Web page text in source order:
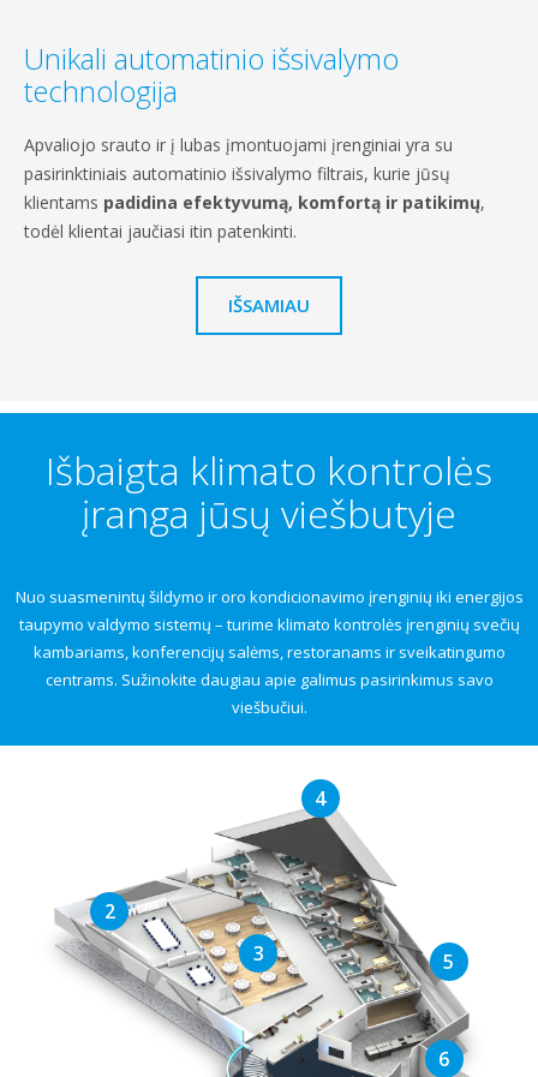
Unikali automatinio išsivalymo
technologija
Apvaliojo srauto ir į lubas įmontuojami įrenginiai yra su
pasirinktiniais automatinio išsivalymo filtrais, kurie jūsų
klientams padidina efektyvumą, komfortą ir patikimų,
todėl klientai jaučiasi itin patenkinti.
IŠSAMIAU
Išbaigta klimato kontrolės
įranga jūsų viešbutyje
Nuo suasmenintų šildymo ir oro kondicionavimo įrenginių iki energijos
taupymo valdymo sistemų – turime klimato kontrolės įrenginių svečių
kambariams, konferencijų salėms, restoranams ir sveikatingumo
centrams. Sužinokite daugiau apie galimus pasirinkimus savo
viešbučiui.